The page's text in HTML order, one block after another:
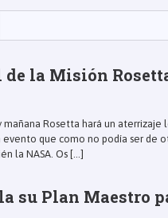
de la Misión
Rosetta hará un
evento que como no podía ser de
la NASA. Os [...]
su Plan Maestro